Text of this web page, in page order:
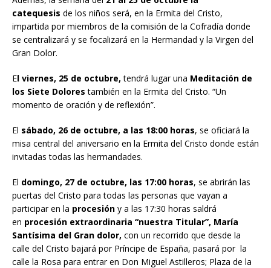
catequesis de los niños será, en la Ermita del Cristo,
impartida por miembros de la comisión de la Cofradía donde
se centralizará y se focalizará en la Hermandad y la Virgen del
Gran Dolor.
El viernes, 25 de octubre, tendrá lugar una Meditación de
los Siete Dolores también en la Ermita del Cristo. “Un
momento de oración y de reflexión”.
El sábado, 26 de octubre, a las 18:00 horas, se oficiará la
misa central del aniversario en la Ermita del Cristo donde están
invitadas todas las hermandades.
El domingo, 27 de octubre, las 17:00 horas, se abrirán las
puertas del Cristo para todas las personas que vayan a
participar en la procesión y a las 17:30 horas saldrá
en procesión extraordinaria “nuestra Titular”, María
Santísima del Gran dolor, con un recorrido que desde la
calle del Cristo bajará por Príncipe de España, pasará por la
calle la Rosa para entrar en Don Miguel Astilleros; Plaza de la